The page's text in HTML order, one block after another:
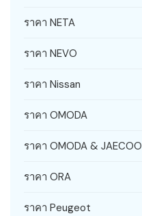
ราคา NETA
ราคา NEVO
ราคา Nissan
ราคา OMODA
ราคา OMODA & JAECOO
ราคา ORA
ราคา Peugeot